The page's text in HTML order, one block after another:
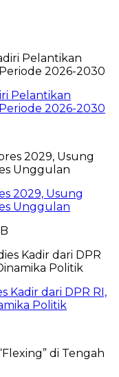
Pelantikan
2026-2030
2029, Usung
Unggulan
Kadir dari DPR RI,
Politik